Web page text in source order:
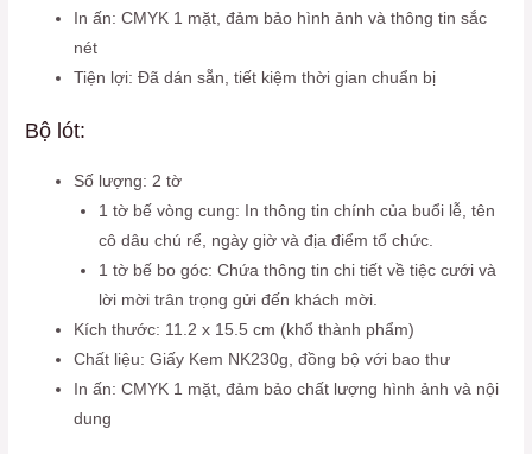
In ấn: CMYK 1 mặt, đảm bảo hình ảnh và thông tin sắc
nét
Tiện lợi: Đã dán sẵn, tiết kiệm thời gian chuẩn bị
Bộ lót:
Số lượng: 2 tờ
1 tờ bế vòng cung: In thông tin chính của buổi lễ, tên
cô dâu chú rể, ngày giờ và địa điểm tổ chức.
1 tờ bế bo góc: Chứa thông tin chi tiết về tiệc cưới và
lời mời trân trọng gửi đến khách mời.
Kích thước: 11.2 x 15.5 cm (khổ thành phẩm)
Chất liệu: Giấy Kem NK230g, đồng bộ với bao thư
In ấn: CMYK 1 mặt, đảm bảo chất lượng hình ảnh và nội
dung